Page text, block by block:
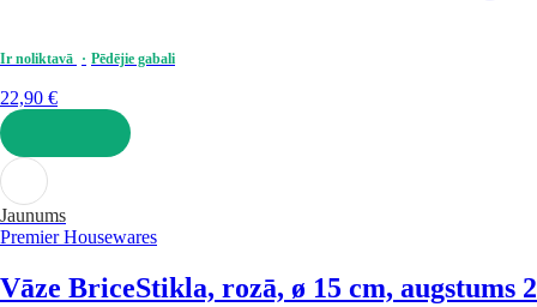
Ir noliktavā Pēdējie gabali
22,90 €
LIKT GROZĀ
Jaunums
Premier Housewares
Vāze BriceStikla, rozā, ø 15 cm, augstums